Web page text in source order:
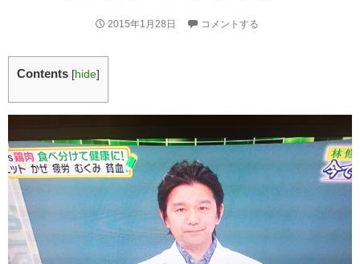
2015年1月28日 コメントする
Contents [hide]